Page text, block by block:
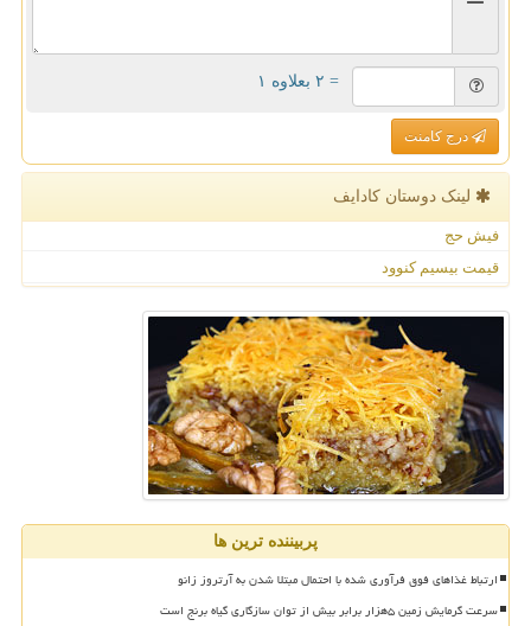
= ۲ بعلاوه ۱
درج کامنت
لینک دوستان كادایف
فیش حج
قیمت بیسیم کنوود
پربیننده ترین ها
ارتباط غذاهای فوق فرآوری شده با احتمال مبتلا شدن به آرتروز زانو
سرعت گرمایش زمین ۵هزار برابر بیش از توان سازگاری گیاه برنج است